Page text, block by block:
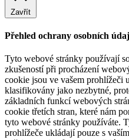
Zavřít
Přehled ochrany osobních
Tyto webové stránky používají
zkušeností při procházení
cookie jsou ve vašem prohlížeči
klasifikovány jako nezbytné,
základních funkcí webových
cookie třetích stran, které nám
tyto webové stránky používáte.
prohlížeče ukládají pouze s